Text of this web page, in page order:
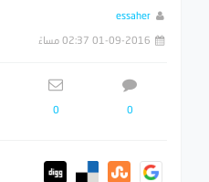
essaher
01-09-2016 02:37 مساءً
0
0